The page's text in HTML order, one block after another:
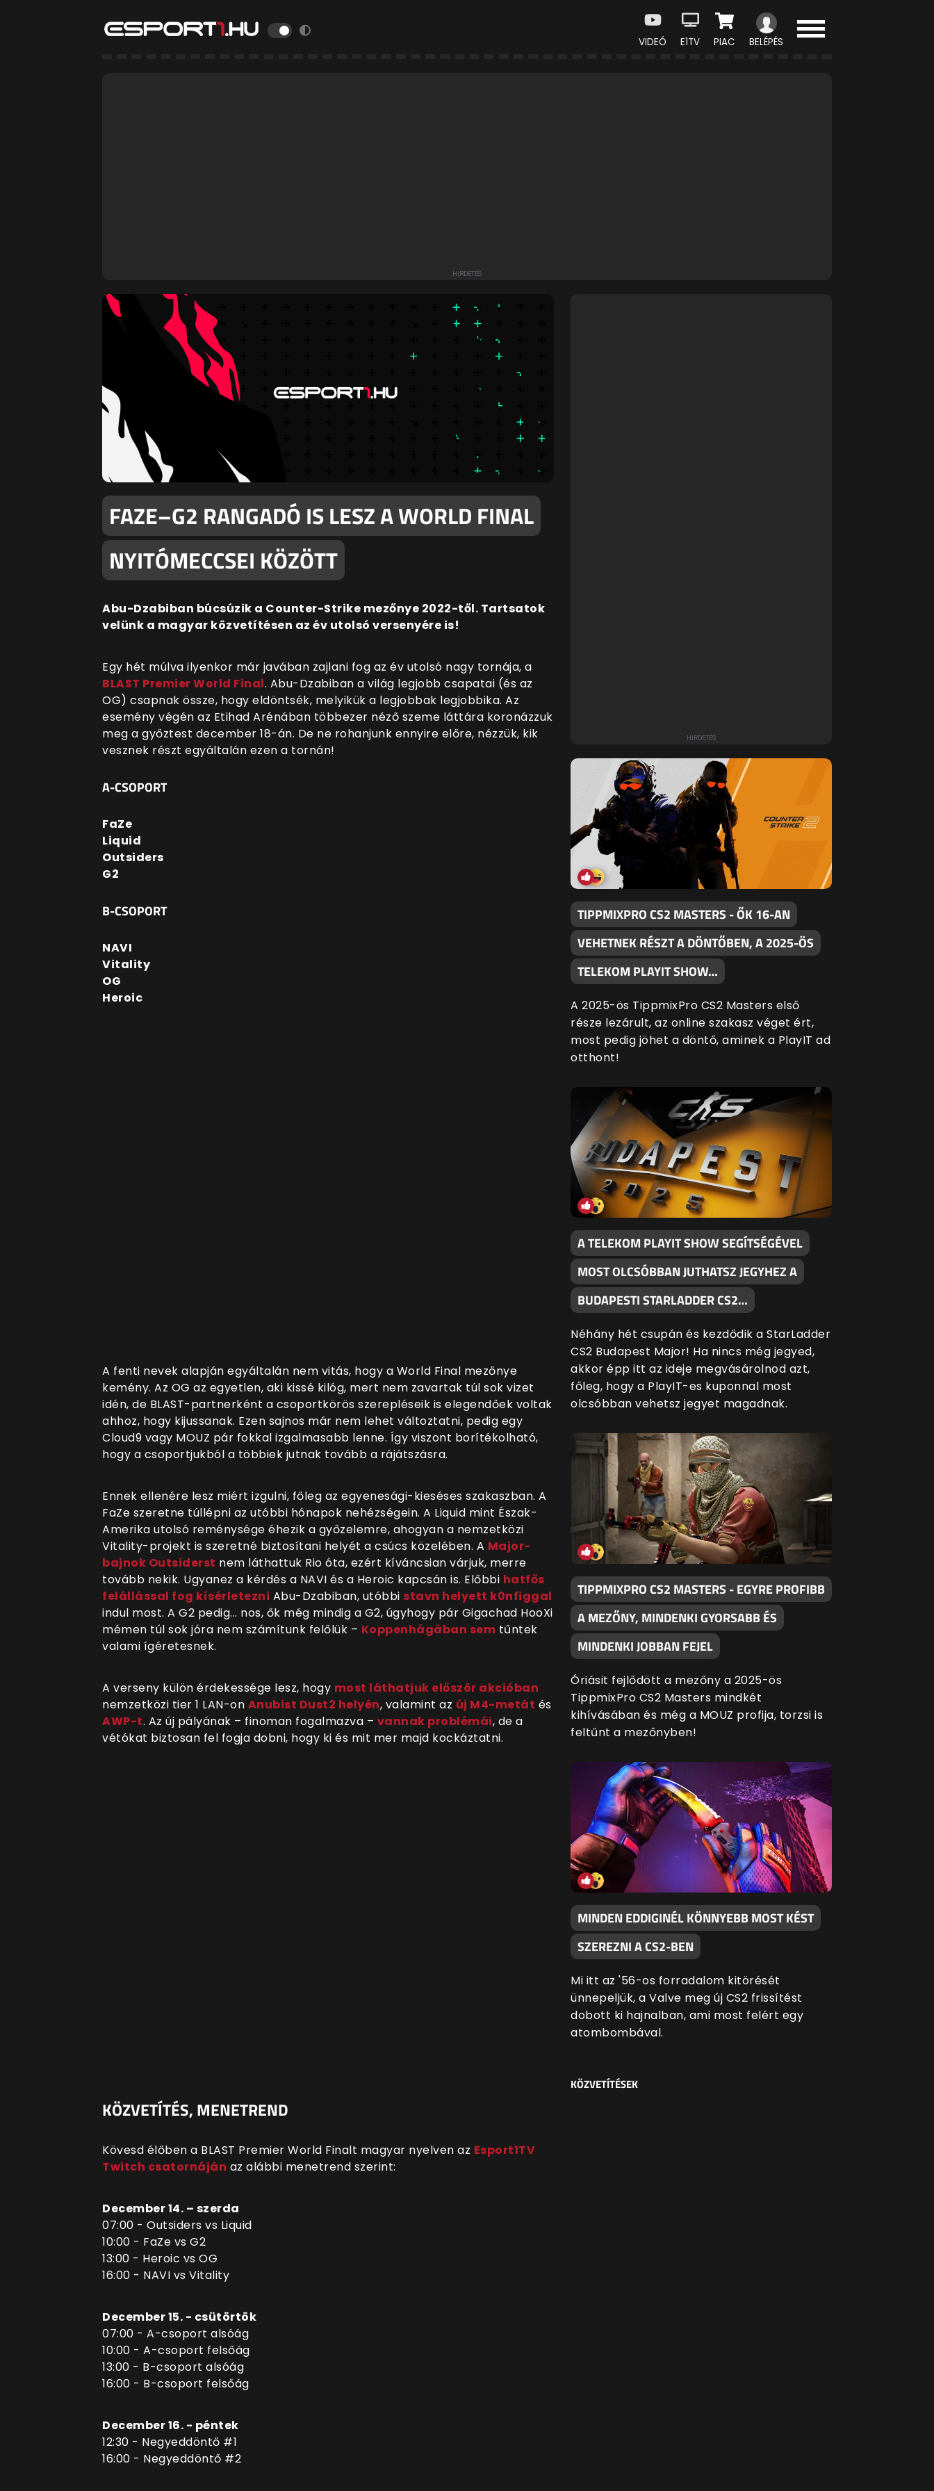
VIDEÓ E1TV PIAC BELÉPÉS
FAZE–G2 RANGADÓ IS LESZ A WORLD FINAL
NYITÓMECCSEI KÖZÖTT
Abu-Dzabiban búcsúzik a Counter-Strike mezőnye 2022-től. Tartsatok
velünk a magyar közvetítésen az év utolsó versenyére is!
Egy hét múlva ilyenkor már javában zajlani fog az év utolsó nagy tornája, a
BLAST Premier World Final. Abu-Dzabiban a világ legjobb csapatai (és az
OG) csapnak össze, hogy eldöntsék, melyikük a legjobbak legjobbika. Az
esemény végén az Etihad Arénában többezer néző szeme láttára koronázzuk
meg a győztest december 18-án. De ne rohanjunk ennyire előre, nézzük, kik
vesznek részt egyáltalán ezen a tornán!
A-CSOPORT
FaZe
Liquid
Outsiders
G2
B-CSOPORT
NAVI
Vitality
OG
Heroic
A fenti nevek alapján egyáltalán nem vitás, hogy a World Final mezőnye
kemény. Az OG az egyetlen, aki kissé kilóg, mert nem zavartak túl sok vizet
idén, de BLAST-partnerként a csoportkörös szerepléseik is elegendőek voltak
ahhoz, hogy kijussanak. Ezen sajnos már nem lehet változtatni, pedig egy
Cloud9 vagy MOUZ pár fokkal izgalmasabb lenne. Így viszont borítékolható,
hogy a csoportjukból a többiek jutnak tovább a rájátszásra.
Ennek ellenére lesz miért izgulni, főleg az egyenesági-kieséses szakaszban. A
FaZe szeretne túllépni az utóbbi hónapok nehézségein. A Liquid mint Észak-
Amerika utolsó reménysége éhezik a győzelemre, ahogyan a nemzetközi
Vitality-projekt is szeretné biztosítani helyét a csúcs közelében. A Major-
bajnok Outsiderst nem láthattuk Rio óta, ezért kíváncsian várjuk, merre
tovább nekik. Ugyanez a kérdés a NAVI és a Heroic kapcsán is. Előbbi hatfős
felállással fog kísérletezni Abu-Dzabiban, utóbbi stavn helyett k0nfiggal
indul most. A G2 pedig... nos, ők még mindig a G2, úgyhogy pár Gigachad HooXi
mémen túl sok jóra nem számítunk felőlük – Koppenhágában sem tűntek
valami ígéretesnek.
A verseny külön érdekessége lesz, hogy most láthatjuk először akcióban
nemzetközi tier 1 LAN-on Anubist Dust2 helyén, valamint az új M4-metát és
AWP-t. Az új pályának – finoman fogalmazva – vannak problémái, de a
vétókat biztosan fel fogja dobni, hogy ki és mit mer majd kockáztatni.
KÖZVETÍTÉS, MENETREND
Kövesd élőben a BLAST Premier World Finalt magyar nyelven az Esport1TV
Twitch csatornáján az alábbi menetrend szerint:
December 14. – szerda
07:00 - Outsiders vs Liquid
10:00 - FaZe vs G2
13:00 - Heroic vs OG
16:00 - NAVI vs Vitality
December 15. - csütörtök
07:00 - A-csoport alsóág
10:00 - A-csoport felsőág
13:00 - B-csoport alsóág
16:00 - B-csoport felsőág
December 16. - péntek
12:30 - Negyeddöntő #1
16:00 - Negyeddöntő #2
TIPPMIXPRO CS2 MASTERS - ŐK 16-AN
VEHETNEK RÉSZT A DÖNTŐBEN, A 2025-ÖS
TELEKOM PLAYIT SHOW…
A 2025-ös TippmixPro CS2 Masters első
része lezárult, az online szakasz véget ért,
most pedig jöhet a döntő, aminek a PlayIT ad
otthont!
A TELEKOM PLAYIT SHOW SEGÍTSÉGÉVEL
MOST OLCSÓBBAN JUTHATSZ JEGYHEZ A
BUDAPESTI STARLADDER CS2…
Néhány hét csupán és kezdődik a StarLadder
CS2 Budapest Major! Ha nincs még jegyed,
akkor épp itt az ideje megvásárolnod azt,
főleg, hogy a PlayIT-es kuponnal most
olcsóbban vehetsz jegyet magadnak.
TIPPMIXPRO CS2 MASTERS - EGYRE PROFIBB
A MEZŐNY, MINDENKI GYORSABB ÉS
MINDENKI JOBBAN FEJEL
Óriásit fejlődött a mezőny a 2025-ös
TippmixPro CS2 Masters mindkét
kihívásában és még a MOUZ profija, torzsi is
feltűnt a mezőnyben!
MINDEN EDDIGINÉL KÖNNYEBB MOST KÉST
SZEREZNI A CS2-BEN
Mi itt az '56-os forradalom kitörését
ünnepeljük, a Valve meg új CS2 frissítést
dobott ki hajnalban, ami most felért egy
atombombával.
KÖZVETÍTÉSEK